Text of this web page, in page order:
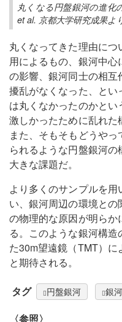
丸くなる円盤銀河の進化
et al. 京都大学研究成果よ
丸くなってきた理由に
用によるもの、銀河中
の影響、銀河同士の相
擾乱がなくなった、と
は丸くなかったのかと
激しかったために乱れた
また、そもそもどうや
られるような円盤銀河
大きな課題だ。
より多くのサンプルを
い、銀河周辺の環境と
の物理的な原因が明ら
る。このような銀河構
た30m望遠鏡（TMT）
と期待される。
タグ 円盤銀河 銀
〈参照〉